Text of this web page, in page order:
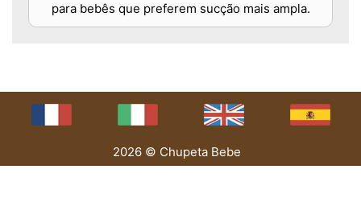
para bebês que preferem sucção mais ampla.
2026 © Chupeta Bebe